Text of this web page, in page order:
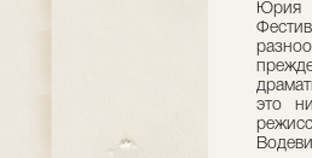
Юрия
это